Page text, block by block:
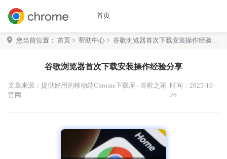
首页
您当前位置： 首页 > 帮助中心 > 谷歌浏览器首次下载安装操作经验分
谷歌浏览器首次下载安装操作经验分享
文章来源： 提供好用的移动端Chrome下载库 - 谷歌之家
官网
时间：2025-10-
26